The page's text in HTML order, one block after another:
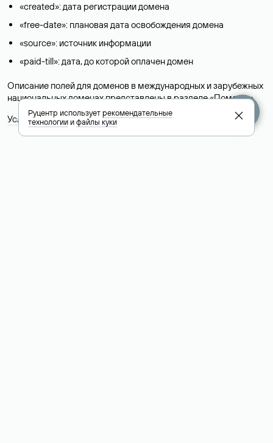
«created»: дата регистрации домена
«free-date»: плановая дата освобождения домена
«source»: источник информации
«paid-till»: дата, до которой оплачен домен
Описание полей для доменов в международных и зарубежных
национальных доменах представлены в разделе «Помощь».
Условия использования Whois-сервиса
Руцентр используетрекомендательные
технологииифайлы куки